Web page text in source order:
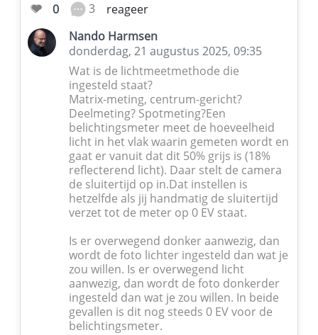
0 3
reageer
Nando Harmsen
donderdag, 21 augustus 2025, 09:35
Wat is de lichtmeetmethode die
ingesteld staat?
Matrix-meting, centrum-gericht?
Deelmeting? Spotmeting?Een
belichtingsmeter meet de hoeveelheid
licht in het vlak waarin gemeten wordt en
gaat er vanuit dat dit 50% grijs is (18%
reflecterend licht). Daar stelt de camera
de sluitertijd op in.Dat instellen is
hetzelfde als jij handmatig de sluitertijd
verzet tot de meter op 0 EV staat.
Is er overwegend donker aanwezig, dan
wordt de foto lichter ingesteld dan wat je
zou willen. Is er overwegend licht
aanwezig, dan wordt de foto donkerder
ingesteld dan wat je zou willen. In beide
gevallen is dit nog steeds 0 EV voor de
belichtingsmeter.